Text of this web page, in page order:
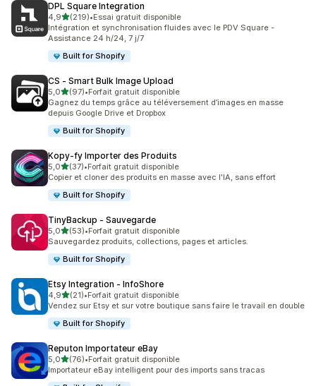
DPL Square Integration
4,9étoile(s) sur 5
(219)
219 avis au total
•Essai gratuit disponible
Intégration et synchronisation fluides avec le PDV Square -
Assistance 24 h/24, 7 j/7
Built for Shopify
CS ‑ Smart Bulk Image Upload
5,0étoile(s) sur 5
(97)
97 avis au total
•Forfait gratuit disponible
Gagnez du temps grâce au téléversement d’images en masse
depuis Google Drive et Dropbox
Built for Shopify
Kopy‑fy Importer des Produits
5,0étoile(s) sur 5
(37)
37 avis au total
•Forfait gratuit disponible
Copier et cloner des produits en masse avec l'IA, sans effort
Built for Shopify
TinyBackup ‑ Sauvegarde
5,0étoile(s) sur 5
(53)
53 avis au total
•Forfait gratuit disponible
Sauvegardez produits, collections, pages et articles.
Built for Shopify
Etsy Integration ‑ InfoShore
4,9étoile(s) sur 5
(21)
21 avis au total
•Forfait gratuit disponible
Vendez sur Etsy et sur votre boutique sans faire le travail en double
Built for Shopify
Reputon Importateur eBay
5,0étoile(s) sur 5
(76)
76 avis au total
•Forfait gratuit disponible
Importateur eBay intelligent pour des imports sans tracas